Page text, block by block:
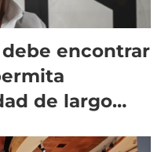
encontrar
de largo